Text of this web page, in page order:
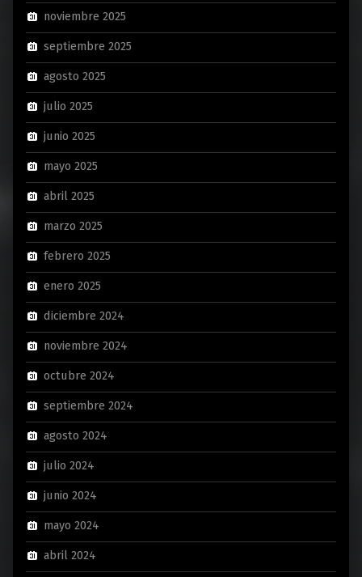
noviembre 2025
septiembre 2025
agosto 2025
julio 2025
junio 2025
mayo 2025
abril 2025
marzo 2025
febrero 2025
enero 2025
diciembre 2024
noviembre 2024
octubre 2024
septiembre 2024
agosto 2024
julio 2024
junio 2024
mayo 2024
abril 2024